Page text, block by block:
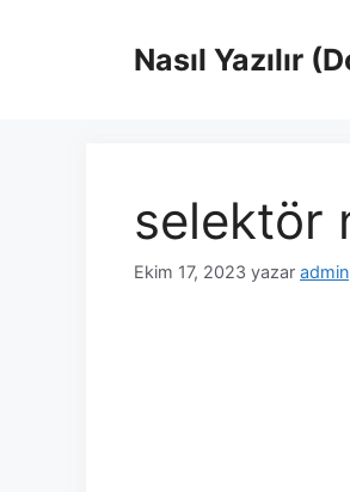
Nasıl Yazılır
selektör
Ekim 17, 2023 yazar admin